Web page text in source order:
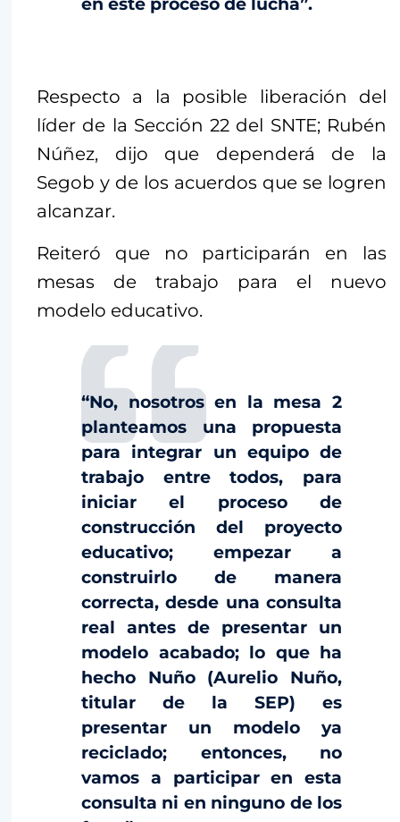
Respecto a la posible liberación del
líder de la Sección 22 del SNTE; Rubén
Núñez, dijo que dependerá de la
Segob y de los acuerdos que se logren
alcanzar.
Reiteró que no participarán en las
mesas de trabajo para el nuevo
modelo educativo.
“No, nosotros en la mesa 2
planteamos una propuesta
para integrar un equipo de
trabajo entre todos, para
iniciar el proceso de
construcción del proyecto
educativo; empezar a
construirlo de manera
correcta, desde una consulta
real antes de presentar un
modelo acabado; lo que ha
hecho Nuño (Aurelio Nuño,
titular de la SEP) es
presentar un modelo ya
reciclado; entonces, no
vamos a participar en esta
consulta ni en ninguno de los